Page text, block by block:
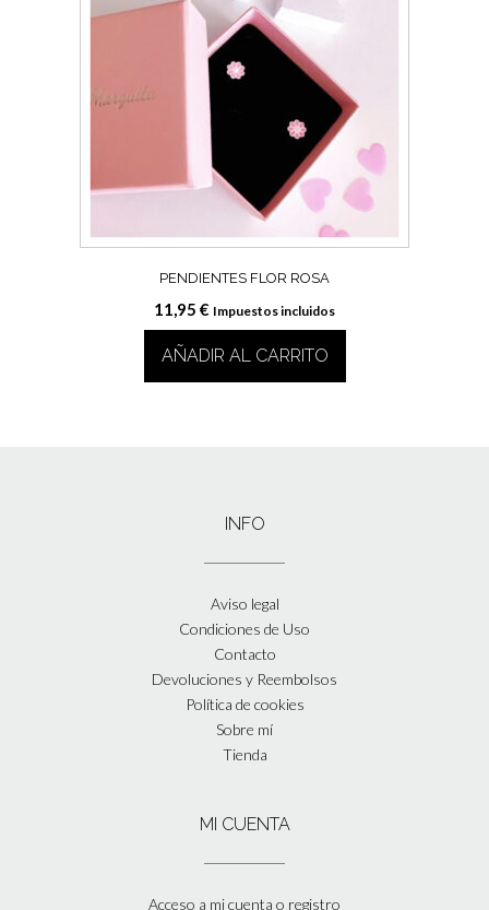
PENDIENTES FLOR ROSA
11,95 € Impuestos incluidos
AÑADIR AL CARRITO
INFO
Aviso legal
Condiciones de Uso
Contacto
Devoluciones y Reembolsos
Política de cookies
Sobre mí
Tienda
MI CUENTA
Acceso a mi cuenta o registro